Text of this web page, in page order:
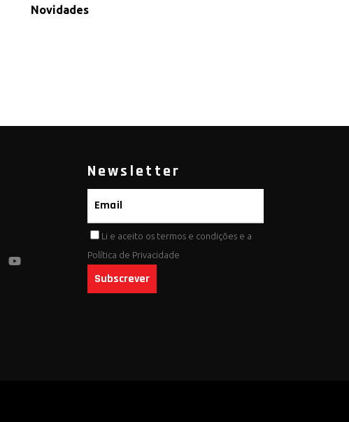
Novidades
Newsletter
Li e aceito os termos e condiçõese a
Política de Privacidade
Subscrever